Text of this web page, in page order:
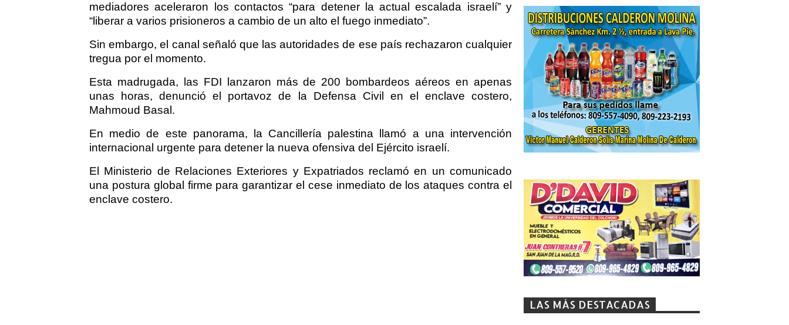
mediadores aceleraron los contactos “para detener la actual escalada israelí” y
“liberar a varios prisioneros a cambio de un alto el fuego inmediato”.
Sin embargo, el canal señaló que las autoridades de ese país rechazaron cualquier
tregua por el momento.
Esta madrugada, las FDI lanzaron más de 200 bombardeos aéreos en apenas
unas horas, denunció el portavoz de la Defensa Civil en el enclave costero,
Mahmoud Basal.
En medio de este panorama, la Cancillería palestina llamó a una intervención
internacional urgente para detener la nueva ofensiva del Ejército israelí.
El Ministerio de Relaciones Exteriores y Expatriados reclamó en un comunicado
una postura global firme para garantizar el cese inmediato de los ataques contra el
enclave costero.
LAS MÁS DESTACADAS